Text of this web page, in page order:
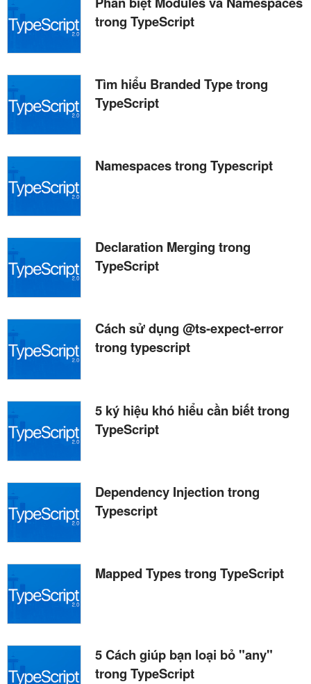
trong TypeScript
Tìm hiểu Branded Type trong
TypeScript
Namespaces trong Typescript
Declaration Merging trong
TypeScript
Cách sử dụng @ts-expect-error
trong typescript
5 ký hiệu khó hiểu cần biết trong
TypeScript
Dependency Injection trong
Typescript
Mapped Types trong TypeScript
5 Cách giúp bạn loại bỏ "any"
trong TypeScript